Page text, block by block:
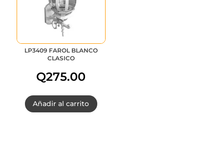
LP3409 FAROL BLANCO
CLASICO
Q275.00
Añadir al carrito